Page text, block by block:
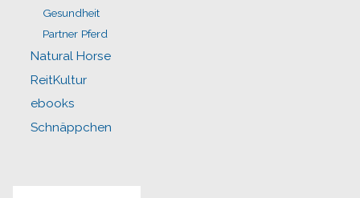
Gesundheit
Partner Pferd
Natural Horse
ReitKultur
ebooks
Schnäppchen